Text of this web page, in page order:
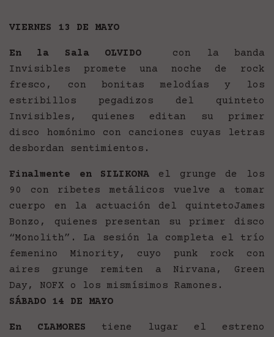
VIERNES 13 DE MAYO
En la Sala OLVIDO con la banda
Invisibles promete una noche de rock
fresco, con bonitas melodías y los
estribillos pegadizos del quinteto
Invisibles, quienes editan su primer
disco homónimo con canciones cuyas letras
desbordan sentimientos.
Finalmente en SILIKONA el grunge de los
90 con ribetes metálicos vuelve a tomar
cuerpo en la actuación del quintetoJames
Bonzo, quienes presentan su primer disco
“Monolith”. La sesión la completa el trío
femenino Minority, cuyo punk rock con
aires grunge remiten a Nirvana, Green
Day, NOFX o los mismísimos Ramones.
SÁBADO 14 DE MAYO
En CLAMORES tiene lugar el estreno